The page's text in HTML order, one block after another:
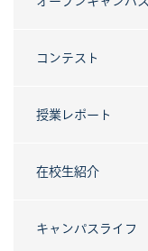
コンテスト
授業レポート
在校生紹介
キャンパスライフ